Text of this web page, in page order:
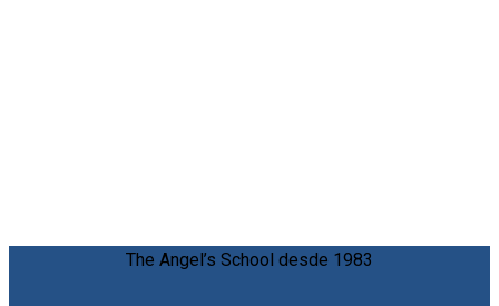
The Angel’s School desde 1983